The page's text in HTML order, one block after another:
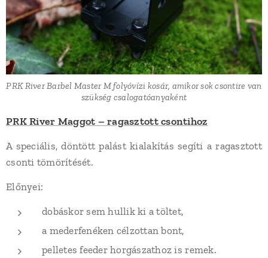
PRK River Barbel Master M folyóvízi kosár, amikor sok csontire van
szükség csalogatóanyaként
PRK River Maggot – ragasztott csontihoz
A speciális, döntött palást kialakítás segíti a ragasztott
csonti tömörítését.
Előnyei:
dobáskor sem hullik ki a töltet,
a mederfenéken célzottan bont,
pelletes feeder horgászathoz is remek.